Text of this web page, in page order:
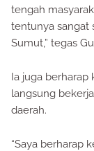
tengah
tentunya sangat
Sumut,” tegas
Ia juga berharap
langsung
daerah.
“Saya berharap